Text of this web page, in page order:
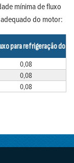
mínima de fluxo
do motor:
para refrigeração do
0,08
0,08
0,08